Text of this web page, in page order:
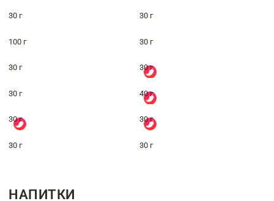
30 г 30 г
100 г 30 г
30 г 30 г
30 г 40 г
30 г 30 г
30 г 30 г
НАПИТКИ